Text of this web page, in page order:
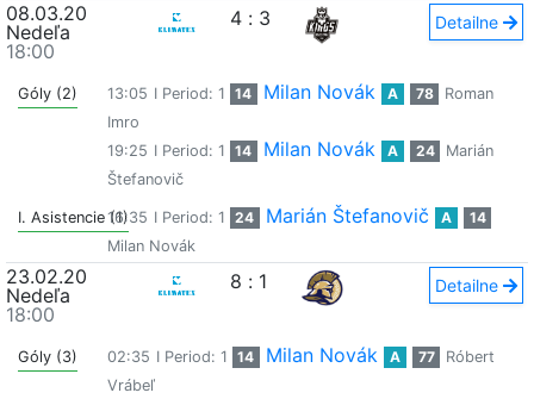
08.03.20
Nedeľa
18:00
4 : 3 Detailne
Góly (2) 13:05 I Period: 1 14 Milan Novák A 78
Roman
Imro
19:25 I Period: 1 14 Milan Novák A 24
Marián
Štefanovič
I. Asistencie (1)16:35 I Period: 1 24 Marián Štefanovič A
14
Milan Novák
23.02.20
Nedeľa
18:00
8 : 1 Detailne
Góly (3) 02:35 I Period: 1 14 Milan Novák A 77
Róbert
Vrábeľ